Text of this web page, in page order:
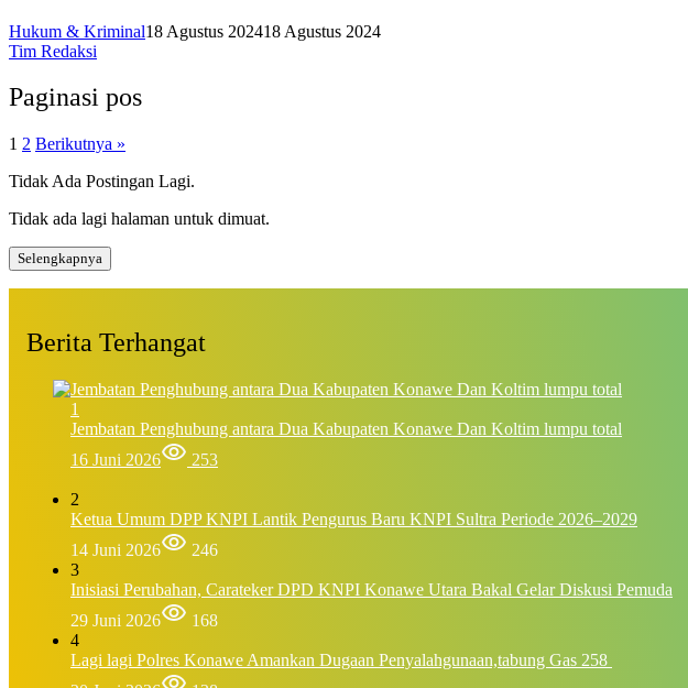
Hukum & Kriminal18 Agustus 202418 Agustus 2024
Tim Redaksi
Paginasi pos
1 2 Berikutnya »
Tidak Ada Postingan Lagi.
Tidak ada lagi halaman untuk dimuat.
Selengkapnya
Berita Terhangat
1
Jembatan Penghubung antara Dua Kabupaten Konawe Dan Koltim lumpu total
16 Juni 2026
253
2
Ketua Umum DPP KNPI Lantik Pengurus Baru KNPI Sultra Periode 2026–2029
14 Juni 2026
246
3
Inisiasi Perubahan, Carateker DPD KNPI Konawe Utara Bakal Gelar Diskusi Pemuda
29 Juni 2026
168
4
Lagi lagi Polres Konawe Amankan Dugaan Penyalahgunaan,tabung Gas 258